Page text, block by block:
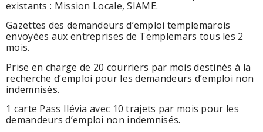
existants : Mission Locale, SIAME.
Gazettes des demandeurs d’emploi templemarois
envoyées aux entreprises de Templemars tous les 2
mois.
Prise en charge de 20 courriers par mois destinés à la
recherche d’emploi pour les demandeurs d’emploi non
indemnisés.
1 carte Pass Ilévia avec 10 trajets par mois pour les
demandeurs d’emploi non indemnisés.